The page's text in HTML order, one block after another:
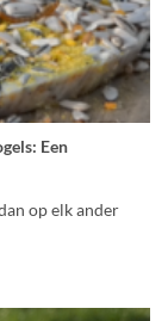
Een
op elk ander